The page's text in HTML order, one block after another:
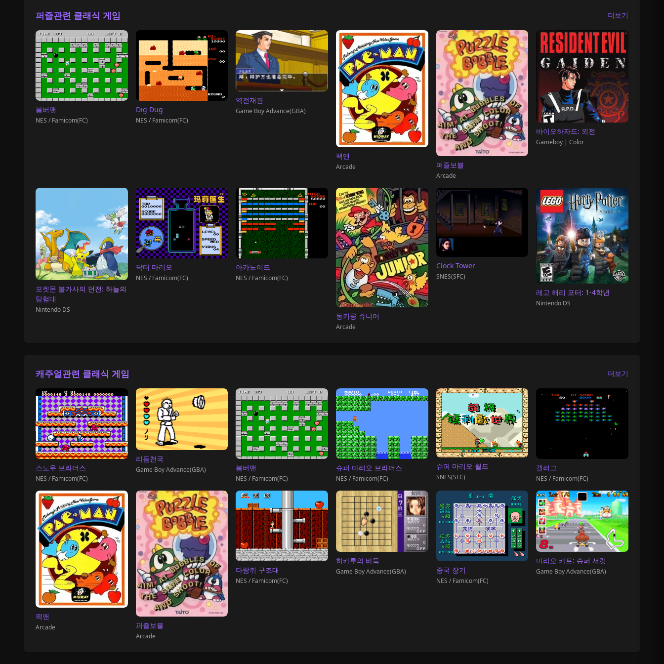
퍼즐관련 클래식 게임 더보기
봄버맨
NES / Famicom(FC)
Dig Dug
NES / Famicom(FC)
역전재판
Game Boy Advance(GBA)
팩맨
Arcade 퍼즐보블
Arcade
바이오하자드: 외전
Gameboy | Color
포켓몬 불가사의 던전: 하늘의
탐험대
Nintendo DS
닥터 마리오
NES / Famicom(FC)
아카노이드
NES / Famicom(FC)
동키콩 쥬니어
Arcade
Clock Tower
SNES(SFC)
레고 해리 포터: 1-4학년
Nintendo DS
캐주얼관련 클래식 게임 더보기
스노우 브라더스
NES / Famicom(FC)
리듬천국
Game Boy Advance(GBA) 봄버맨
NES / Famicom(FC)
슈퍼 마리오 브라더스
NES / Famicom(FC)
슈퍼 마리오 월드
SNES(SFC)
갤러그
NES / Famicom(FC)
팩맨
Arcade 퍼즐보블
Arcade
다람쥐 구조대
NES / Famicom(FC)
히카루의 바둑
Game Boy Advance(GBA) 중국 장기
NES / Famicom(FC)
마리오 카트: 슈퍼 서킷
Game Boy Advance(GBA)